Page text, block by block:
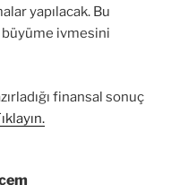
yapılacak. Bu
büyüme ivmesini
finansal sonuç